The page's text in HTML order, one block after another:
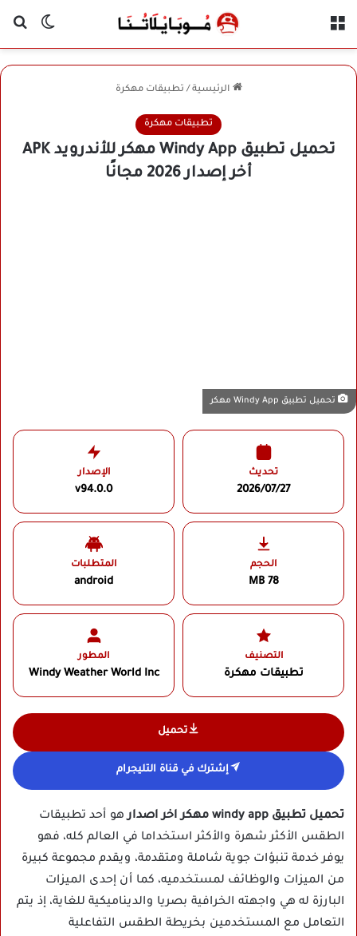
الوضع
الرئيسية / تطبيقات مهكرة
تطبيقات مهكرة
تحميل تطبيق Windy App مهكر للأندرويد APK
أخر إصدار 2026 مجانًا
تحميل تطبيق Windy App مهكر
تحديث
2026/07/27
الإصدار
v94.0.0
الحجم
78 MB
المتطلبات
android
التصنيف
تطبيقات مهكرة
المطور
Windy Weather World Inc
تحميل
إشترك في قناة التليجرام
تحميل تطبيق windy app مهكر اخر اصدار
هو أحد تطبيقات
الطقس الأكثر شهرة والأكثر استخداما في العالم كله، فهو
يوفر خدمة تنبؤات جوية شاملة ومتقدمة، ويقدم مجموعة كبيرة
من الميزات والوظائف لمستخدميه، كما أن إحدى الميزات
البارزة له هي واجهته الخرافية بصريا والديناميكية للغاية، إذ يتم
التعامل مع المستخدمين بخريطة الطقس التفاعلية